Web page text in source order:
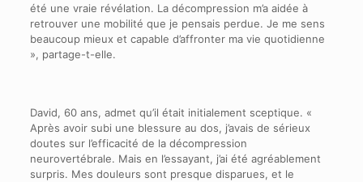
été une vraie révélation. La décompression m’a aidée à
retrouver une mobilité que je pensais perdue. Je me sens
beaucoup mieux et capable d’affronter ma vie quotidienne
», partage-t-elle.
David, 60 ans, admet qu’il était initialement sceptique. «
Après avoir subi une blessure au dos, j’avais de sérieux
doutes sur l’efficacité de la décompression
neurovertébrale. Mais en l’essayant, j’ai été agréablement
surpris. Mes douleurs sont presque disparues, et le